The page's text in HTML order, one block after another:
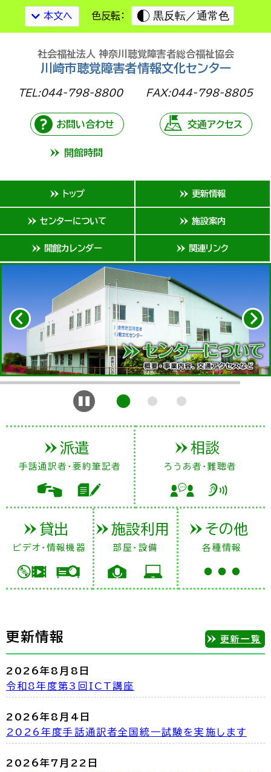
本文へ 色反転： 黒反転／通常色
社会福祉法人 神奈川聴覚障害者総合福祉協会
川崎市聴覚障害者情報文化センター
TEL:044-798-8800 FAX:044-798-8805
お問い合わせ
開館時間
交通アクセス
トップ 更新情報
センターについて 施設案内
開館カレンダー 関連リンク
派遣
手話通訳者・要約筆記者
相談
ろうあ者・難聴者
貸出
ビデオ・情報機器
施設利用
部屋・設備
その他
各種情報
更新情報 更新一覧
2026年8月8日
令和8年度第3回ICT講座
2026年8月4日
2026年度手話通訳者全国統一試験を実施します
2026年7月22日